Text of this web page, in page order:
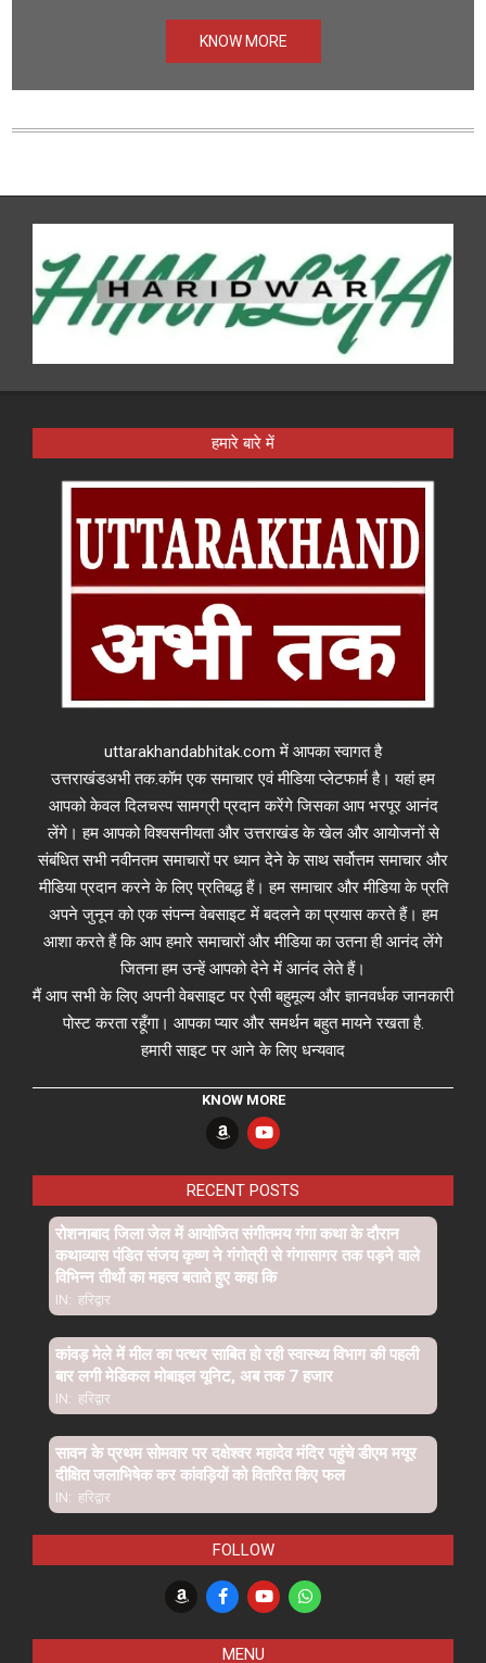
KNOW MORE
हमारे बारे में
uttarakhandabhitak.com में आपका स्वागत है
उत्तराखंडअभी तक.कॉम एक समाचार एवं मीडिया प्लेटफार्म है। यहां हम
आपको केवल दिलचस्प सामग्री प्रदान करेंगे जिसका आप भरपूर आनंद
लेंगे। हम आपको विश्वसनीयता और उत्तराखंड के खेल और आयोजनों से
संबंधित सभी नवीनतम समाचारों पर ध्यान देने के साथ सर्वोत्तम समाचार और
मीडिया प्रदान करने के लिए प्रतिबद्ध हैं। हम समाचार और मीडिया के प्रति
अपने जुनून को एक संपन्न वेबसाइट में बदलने का प्रयास करते हैं। हम
आशा करते हैं कि आप हमारे समाचारों और मीडिया का उतना ही आनंद लेंगे
जितना हम उन्हें आपको देने में आनंद लेते हैं।
मैं आप सभी के लिए अपनी वेबसाइट पर ऐसी बहुमूल्य और ज्ञानवर्धक जानकारी
पोस्ट करता रहूँगा। आपका प्यार और समर्थन बहुत मायने रखता है.
हमारी साइट पर आने के लिए धन्यवाद
KNOW MORE
RECENT POSTS
रोशनाबाद जिला जेल में आयोजित संगीतमय गंगा कथा के दौरान
कथाव्यास पंडित संजय कृष्ण ने गंगोत्री से गंगासागर तक पड़ने वाले
विभिन्न तीर्थो का महत्व बताते हुए कहा कि
IN: हरिद्वार
कांवड़ मेले में मील का पत्थर साबित हो रही स्वास्थ्य विभाग की पहली
बार लगी मेडिकल मोबाइल यूनिट, अब तक 7 हजार
IN: हरिद्वार
सावन के प्रथम सोमवार पर दक्षेश्वर महादेव मंदिर पहुंचे डीएम मयूर
दीक्षित जलाभिषेक कर कांवड़ियों को वितरित किए फल
IN: हरिद्वार
FOLLOW
MENU